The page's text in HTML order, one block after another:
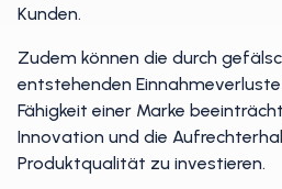
Kunden.
Zudem können die durch
entstehenden
Fähigkeit einer Marke
Innovation und die
Produktqualität zu investieren.